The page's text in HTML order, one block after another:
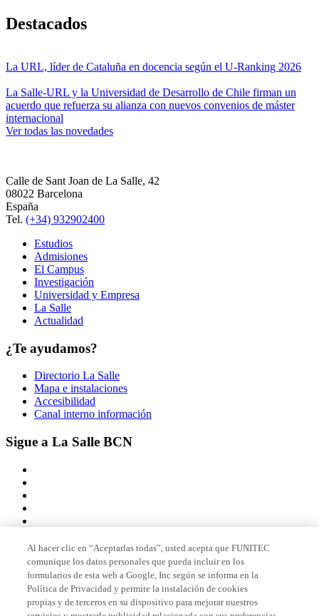
Destacados
La URL, líder de Cataluña en docencia según el U-Ranking 2026
La Salle-URL y la Universidad de Desarrollo de Chile firman un
acuerdo que refuerza su alianza con nuevos convenios de máster
internacional
Ver todas las novedades
Calle de Sant Joan de La Salle, 42
08022 Barcelona
España
Tel. (+34) 932902400
Estudios
Admisiones
El Campus
Investigación
Universidad y Empresa
La Salle
Actualidad
¿Te ayudamos?
Directorio La Salle
Mapa e instalaciones
Accesibilidad
Canal interno información
Sigue a La Salle BCN
Miembro de
Al hacer clic en “Aceptarlas todas”, usted acepta que FUNITEC
comunique los datos personales que pueda incluir en los
formularios de esta web a Google, Inc según se informa en la
Política de Privacidad y permite la instalación de cookies
propias y de terceros en su dispositivo para mejorar nuestros